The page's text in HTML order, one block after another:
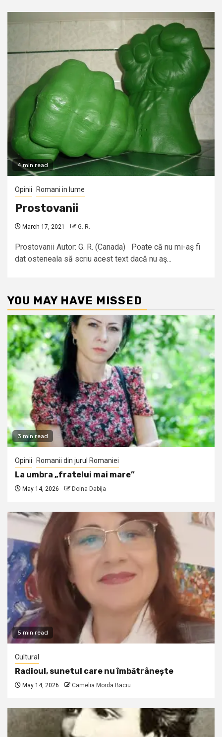
4 min read
Opinii Romani in lume
Prostovanii
March 17, 2021 G. R.
Prostovanii Autor: G. R. (Canada) Poate că nu mi-aş fi
dat osteneala să scriu acest text dacă nu aş...
YOU MAY HAVE MISSED
3 min read
Opinii Romanii din jurul Romaniei
La umbra „fratelui mai mare”
May 14, 2026 Doina Dabija
5 min read
Cultural
Radioul, sunetul care nu îmbătrânește
May 14, 2026 Camelia Morda Baciu